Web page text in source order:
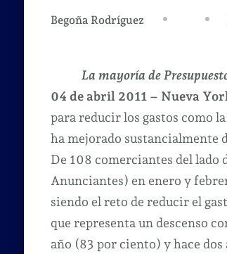
Begoña Rodríguez
La mayoría de
04 de abril 2011 – Nueva
para reducir los gastos como
ha mejorado sustancialmente
De 108 comerciantes del lado
Anunciantes) en enero y
siendo el reto de reducir el
que representa un descenso
año (83 por ciento) y hace